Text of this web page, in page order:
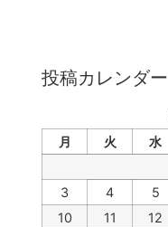
投稿カレンダー
月
火 水
3
4 5
10
11 12